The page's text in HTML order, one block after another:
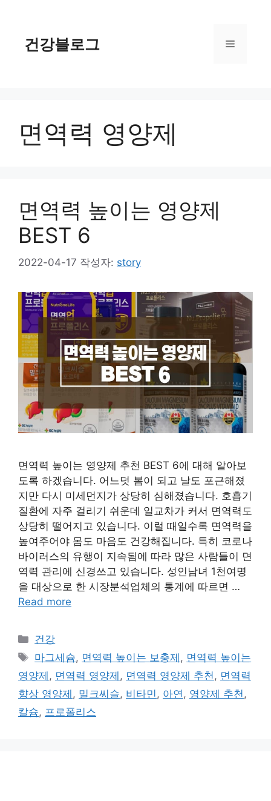
건강블로그 메
면역력 영양제
면역력 높이는 영양제
BEST 6
2022-04-17 작성자: story
면역력 높이는 영양제 추천 BEST 6에 대해 알아보
도록 하겠습니다. 어느덧 봄이 되고 날도 포근해졌
지만 다시 미세먼지가 상당히 심해졌습니다. 호흡기
질환에 자주 걸리기 쉬운데 일교차가 커서 면역력도
상당히 떨어지고 있습니다. 이럴 때일수록 면역력을
높여주어야 몸도 마음도 건강해집니다. 특히 코로나
바이러스의 유행이 지속됨에 따라 많은 사람들이 면
역력 관리에 신경쓰고 있습니다. 성인남녀 1천여명
을 대상으로 한 시장분석업체의 통계에 따르면 …
Read more
카
테
고
리
건강
태
그
마그세슘, 면역력 높이는 보충제 , 면역력 높이는
영양제 , 면역력 영양제 , 면역력 영양제 추천 , 면역력
향상 영양제 , 밀크씨슬, 비타민 , 아연 , 영양제 추천 ,
칼슘, 프로폴리스